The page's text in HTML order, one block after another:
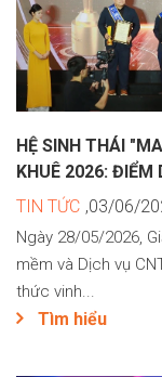
HỆ SINH THÁI
KHUÊ 2026: ĐIỂM
TIN TỨC ,03/06/
Ngày 28/05/2026,
mềm và Dịch vụ
thức vinh...
Tìm hiểu